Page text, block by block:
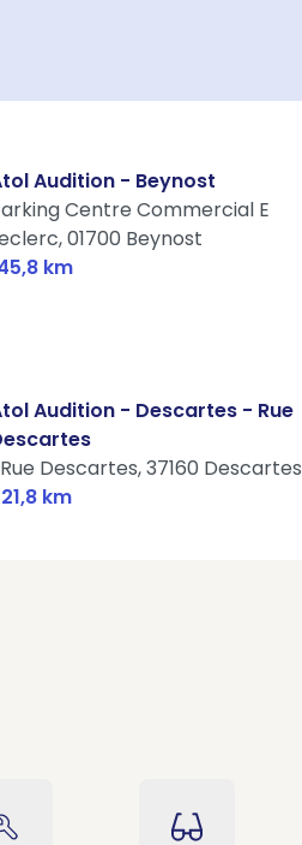
Audition - Beynost
Centre Commercial E
01700 Beynost
km
Audition - Descartes - Rue
Rue Descartes,37160 Descartes
km